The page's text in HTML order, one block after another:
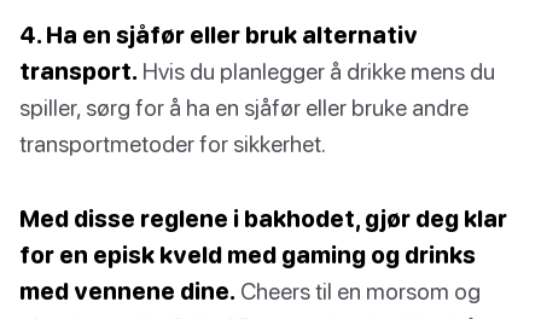
4. Ha en sjåfør eller bruk alternativ
transport. Hvis du planlegger å drikke mens du
spiller, sørg for å ha en sjåfør eller bruke andre
transportmetoder for sikkerhet.
Med disse reglene i bakhodet, gjør deg klar
for en episk kveld med gaming og drinks
med vennene dine. Cheers til en morsom og